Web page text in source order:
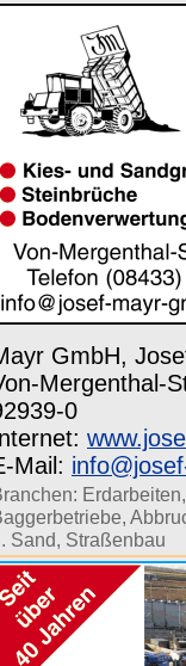
GmbH,
Mergenthal-
0
Mail:
Erdarbeiten
,
Sand, Straßenbau